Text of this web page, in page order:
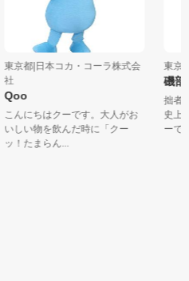
東京都|日本コカ・コーラ株式会
社
Qoo
こんにちはクーです。大人がお
いしい物を飲んだ時に「クー
ッ！たまらん...
東京
磯部
拙者
史上
ーで候